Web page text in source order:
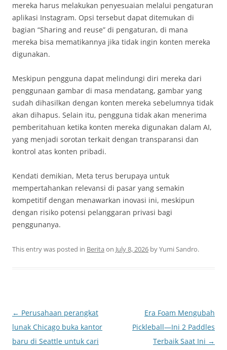
mereka harus melakukan penyesuaian melalui pengaturan
aplikasi Instagram. Opsi tersebut dapat ditemukan di
bagian “Sharing and reuse” di pengaturan, di mana
mereka bisa mematikannya jika tidak ingin konten mereka
digunakan.
Meskipun pengguna dapat melindungi diri mereka dari
penggunaan gambar di masa mendatang, gambar yang
sudah dihasilkan dengan konten mereka sebelumnya tidak
akan dihapus. Selain itu, pengguna tidak akan menerima
pemberitahuan ketika konten mereka digunakan dalam AI,
yang menjadi sorotan terkait dengan transparansi dan
kontrol atas konten pribadi.
Kendati demikian, Meta terus berupaya untuk
mempertahankan relevansi di pasar yang semakin
kompetitif dengan menawarkan inovasi ini, meskipun
dengan risiko potensi pelanggaran privasi bagi
penggunanya.
This entry was posted in Berita on July 8, 2026 byYumi Sandro.
Post
navigation
← Perusahaan perangkat
lunak Chicago buka kantor
baru di Seattle untuk cari
Era Foam Mengubah
Pickleball—Ini 2 Paddles
Terbaik Saat Ini →